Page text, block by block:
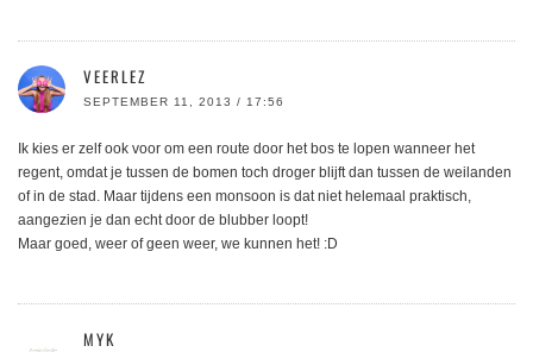
VEERLEZ
SEPTEMBER 11, 2013 / 17:56
Ik kies er zelf ook voor om een route door het bos te lopen wanneer het
regent, omdat je tussen de bomen toch droger blijft dan tussen de weilanden
of in de stad. Maar tijdens een monsoon is dat niet helemaal praktisch,
aangezien je dan echt door de blubber loopt!
Maar goed, weer of geen weer, we kunnen het! :D
MYK